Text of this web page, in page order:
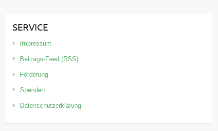
SERVICE
Impressum
Beitrags-Feed (RSS)
Förderung
Spenden
Datenschutzerklärung